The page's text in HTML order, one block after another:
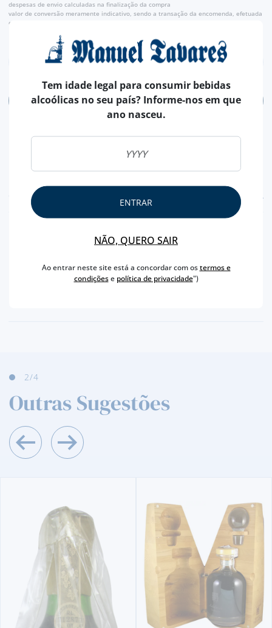
despesas de envio calculadas na finalização da compra
valor de conversão meramente indicativo, sendo a transação da encomenda, efetuada
em euros (€).
ADICIONAR
CARACTERÍSTICAS
CAPACIDADE 75 CL
SOGEVINUS
3/4
Outras Sugestões
Tem idade legal para consumir bebidas
alcoólicas no seu país? Informe-nos em que
ano nasceu.
ENTRAR
NÃO, QUERO SAIR
Ao entrar neste site está a concordar com ostermos e
condiçõese política de privacidade")